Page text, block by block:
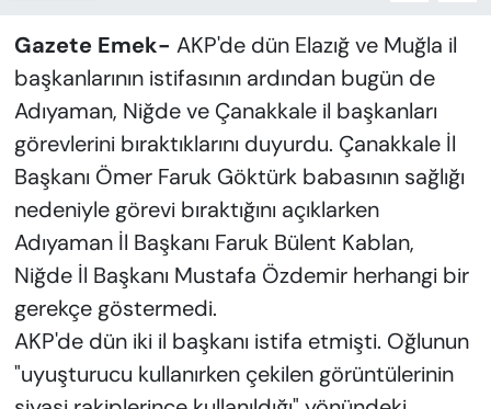
Gazete Emek- AKP'de dün Elazığ ve Muğla il
başkanlarının istifasının ardından bugün de
Adıyaman, Niğde ve Çanakkale il başkanları
görevlerini bıraktıklarını duyurdu. Çanakkale İl
Başkanı Ömer Faruk Göktürk babasının sağlığı
nedeniyle görevi bıraktığını açıklarken
Adıyaman İl Başkanı Faruk Bülent Kablan,
Niğde İl Başkanı Mustafa Özdemir herhangi bir
gerekçe göstermedi.
AKP'de dün iki il başkanı istifa etmişti. Oğlunun
"uyuşturucu kullanırken çekilen görüntülerinin
YAZAR KÖŞESİ
SİYASET
VAN VE DİYARBAKIR HABERLERİ